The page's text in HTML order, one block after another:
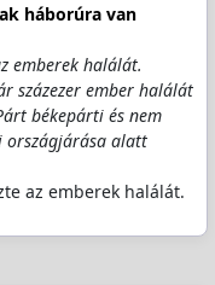
háborúra van
emberek halálát.
százezer ember halálát
békepárti és nem
országjárása alatt
az emberek halálát.